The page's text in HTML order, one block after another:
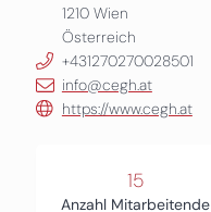
1210 Wien
Österreich
+431270270028501
info@cegh.at
https://www.cegh.at
15
Anzahl Mitarbeitende